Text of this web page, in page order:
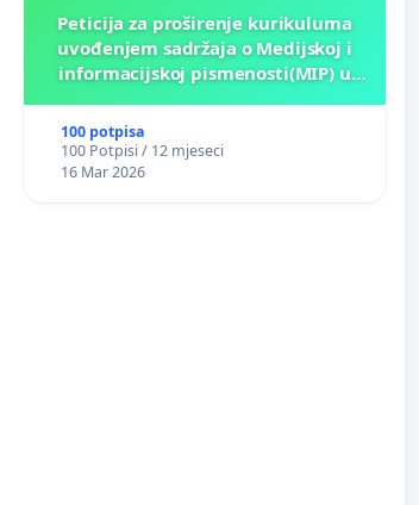
Peticija za proširenje kurikuluma
uvođenjem sadržaja o Medijskoj i
informacijskoj pismenosti(MIP) u
Kantonu Sarajevo po kros-
kurikularnom modelu (u okviru više
100 potpisa
100 Potpisi / 12 mjeseci
16 Mar 2026